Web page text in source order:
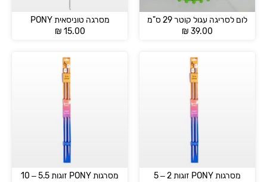
לום לסריגה עגול קוטר 29 ס"מ
₪ 39.00
מסרגה טוניסאית PONY
₪ 15.00
מסרגות PONY זוגות 2 – 5 מסרגות PONY זוגות 5.5 – 10